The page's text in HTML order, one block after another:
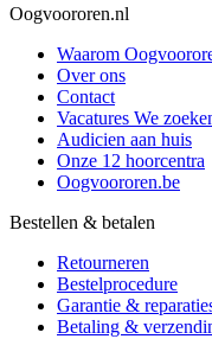
Oogvoororen.nl
Waarom
Over ons
Contact
Vacatures We
Audicien aan huis
Onze 12 hoorcentra
Oogvoororen.be
Bestellen & betalen
Retourneren
Bestelprocedure
Garantie &
Betaling &